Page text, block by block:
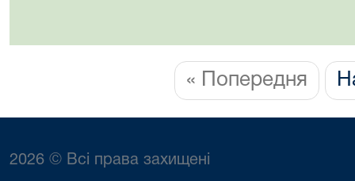
« Попередня
2026 © Всі права захищені